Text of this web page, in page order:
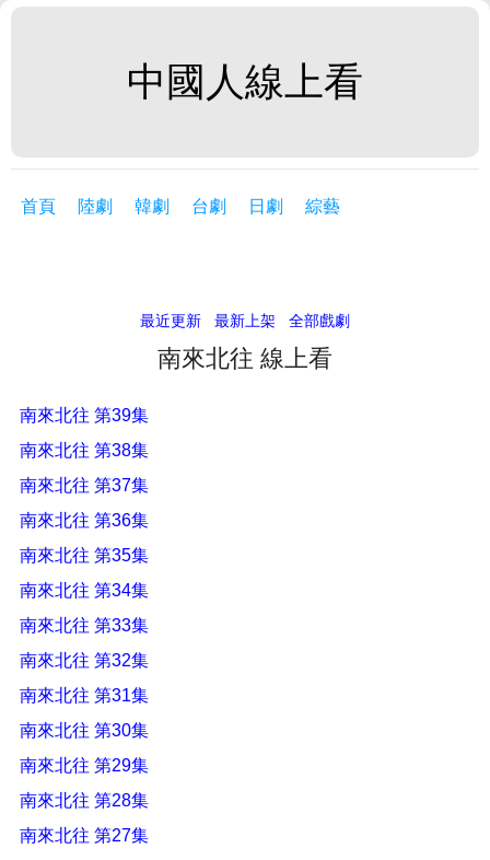
中國人線上看
首頁 陸劇 韓劇 台劇 日劇 綜藝
最近更新 最新上架 全部戲劇
南來北往 線上看
南來北往 第39集
南來北往 第38集
南來北往 第37集
南來北往 第36集
南來北往 第35集
南來北往 第34集
南來北往 第33集
南來北往 第32集
南來北往 第31集
南來北往 第30集
南來北往 第29集
南來北往 第28集
南來北往 第27集